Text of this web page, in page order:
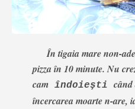
În tigaia mare non-
pizza în 10 minute.Nu
camîndoieşti când
încercarea moarte n-are,